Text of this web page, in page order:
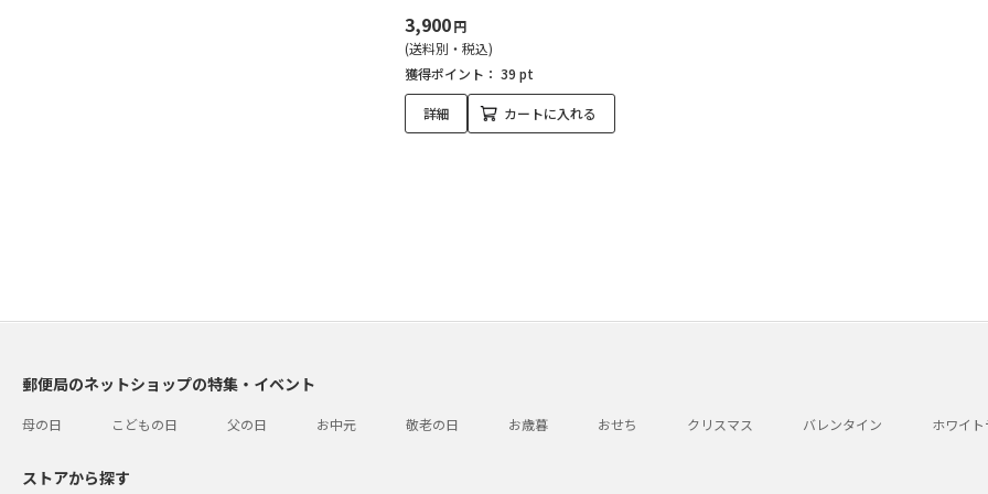
3,900円
(送料別・税込)
獲得ポイント： 39 pt
詳細 カートに入れる
郵便局のネットショップの特集・イベント
母の日 こどもの日 父の日 お中元 敬老の日 お歳暮 おせち クリスマス バレンタイン ホワイ
ストアから探す